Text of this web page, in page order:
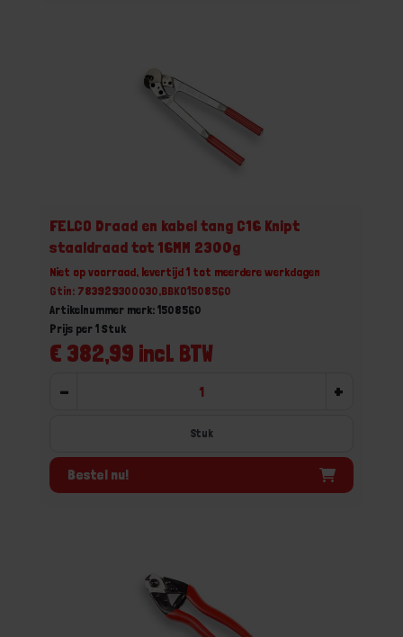
FELCO Draad en kabel tang C16 Knipt
staaldraad tot 16MM 2300g
Niet op voorraad, levertijd 1 tot meerdere werkdagen
Gtin: 783929300030,BBKO1508560
Artikelnummer merk: 1508560
€ 382,99 incl. BTW
Prijs per 1 Stuk
- +
Stuk
Bestel nu!